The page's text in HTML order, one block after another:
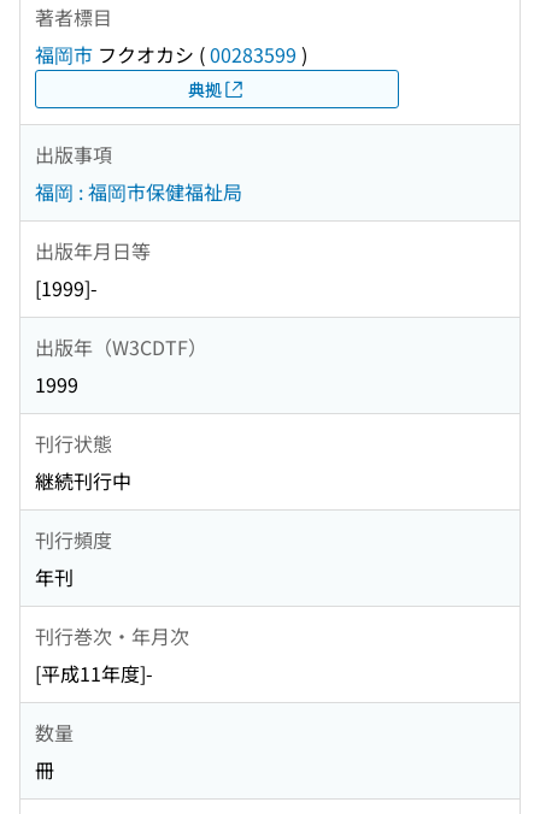
著者標目
福岡市 フクオカシ (00283599 )
典拠
出版事項
福岡 : 福岡市保健福祉局
出版年月日等
[1999]-
出版年（W3CDTF）
1999
刊行状態
継続刊行中
刊行頻度
年刊
刊行巻次・年月次
[平成11年度]-
数量
冊